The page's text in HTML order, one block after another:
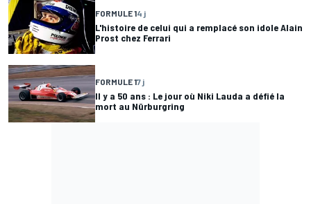
FORMULE 14 j
L'histoire de celui qui a remplacé son idole Alain
Prost chez Ferrari
FORMULE 17 j
Il y a 50 ans : Le jour où Niki Lauda a défié la
mort au Nürburgring